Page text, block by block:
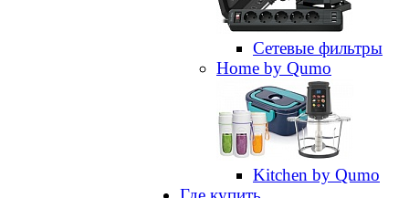
Сетевые фильтры
Home by Qumo
Kitchen by Qumo